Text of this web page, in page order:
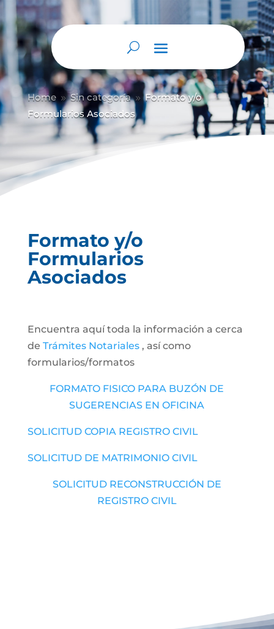
Abrir barra de herramientas
Home 9 Sin categoría 9 Formato y/o
Formularios Asociados
Formato y/o
Formularios
Asociados
Encuentra aquí toda la información a cerca
de Trámites Notariales, así como
formularios/formatos
FORMATO FISICO PARA BUZÓN DE
SUGERENCIAS EN OFICINA
SOLICITUD COPIA REGISTRO CIVIL
SOLICITUD DE MATRIMONIO CIVIL
SOLICITUD RECONSTRUCCIÓN DE
REGISTRO CIVIL